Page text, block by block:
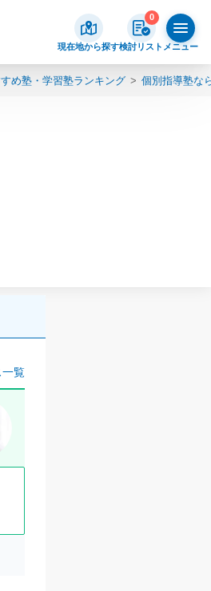
現在地から探す
0
検討リスト メニュー
め塾・学習塾ランキング 個別指導塾な
覧